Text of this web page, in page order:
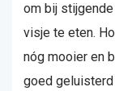
om bij
visje te eten.
nóg mooier en
goed geluisterd